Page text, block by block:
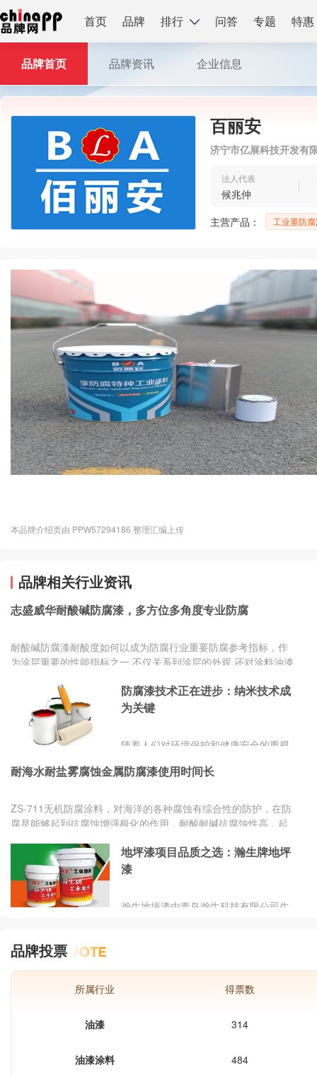
首页 品牌 排行 问答 专题 特惠
百丽安
济宁市亿展科技开发有
法人代表
候兆仲
主营产品：
工业重防
品牌首页 品牌资讯 企业信息
本品牌介绍页由 PPW57294186 整理汇编上传
品牌相关行业资讯
志盛威华耐酸碱防腐漆，多方位多角度专业防腐
耐酸碱防腐漆耐酸度如何以成为防腐行业重要防腐参考指标，作
为涂层重要的性能指标之一,不仅关系到涂层的外观,还对涂料油漆
用防腐工况广，防腐效果好长期耐重腐蚀。防腐漆技术正在进步：纳米技术成
为关键
​随着人们对环境保护和健康安全的重视
关注产品的环保性和安全性。因此，低
属等环保型防腐漆逐渐成为市场的新
宠。
耐海水耐盐雾腐蚀金属防腐漆使用时间长
ZS-711无机防腐涂料，对海洋的各种腐蚀有综合性的防护，在防
腐是能够起到抗腐蚀增强极化的作用，耐酸耐碱抗腐蚀性高，起
存在，涂层硬度高，耐磨抗冲击，耐酸碱老化时间长，在海水中
可以长期应用。
地坪漆项目品质之选：瀚生牌地坪
漆
瀚生地坪漆由青岛瀚生科技有限公司生
砂地坪、环氧防滑地坪、环氧防腐地
地坪、超耐磨地坪、微珠环氧地坪，地
品牌投票
所属行业 得票数
油漆 314
油漆涂料 484